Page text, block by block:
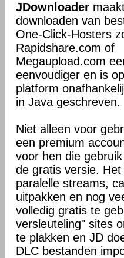
JDownloader
downloaden van
One-Click-Hosters
Rapidshare.com of
Megaupload.com
eenvoudiger en is
platform
in Java geschreven.
Niet alleen voor
een premium
voor hen die
de gratis versie.
paralelle streams,
uitpakken en nog
volledig gratis te
versleuteling" sites
te plakken en JD
DLC bestanden